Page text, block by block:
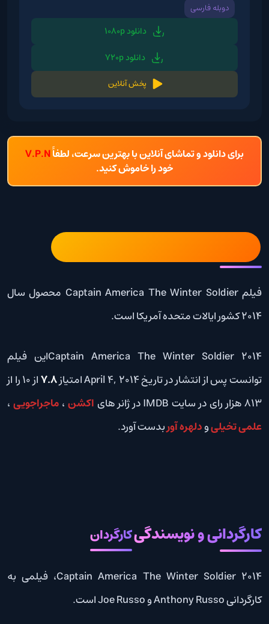
دوبله فارسی
دانلود 1080p
دانلود 720p
پخش آنلاین
برای دانلود و تماشای آنلاین با بهترین سرعت، لطفاًV.P.N
خود را خاموش کنید.
فیلم Captain America The Winter Soldier محصول سال
2014 کشور ایالات متحده آمریکا است.
Captain America The Winter Soldier 2014این فیلم
توانست پس از انتشار در تاریخ April 4, 2014 امتیاز
7.8
از 10 را از
813 هزار رای در سایت IMDB در ژانر های
اکشن ،ماجراجویی ،
علمی تخیلیودلهره آوربدست آورد.
کارگردانی و نویسندگیکارگردان
Captain America The Winter Soldier 2014، فیلمی به
کارگردانی Anthony Russo و Joe Russo است.